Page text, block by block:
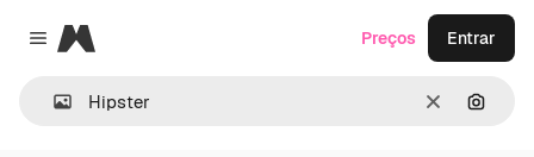
Close menu
Magnific
Limpar
Preços Entrar